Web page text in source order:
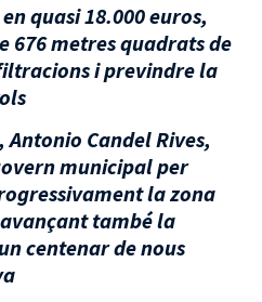
quasi 18.000 euros,
676 metres quadrats de
i previndre la
Candel Rives,
municipal per
la zona
també la
centenar de nous